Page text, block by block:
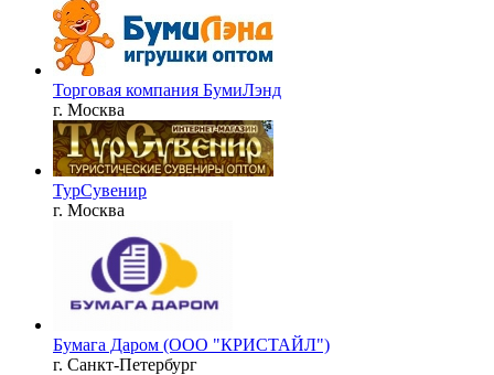
Торговая компания БумиЛэнд
г. Москва
ТурСувенир
г. Москва
Бумага Даром (ООО "КРИСТАЙЛ")
г. Санкт-Петербург